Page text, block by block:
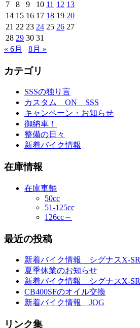
7
8 9 10 11 12 13
14 15 16 17 18 19 20
21 22 23 24 25 26 27
28 29 30 31
« 6月
8月 »
カテゴリ
SSSの独り言
カスタム ON SSS
キャンペーン・お知らせ
御納車！
整備の日々
新着バイク情報
在庫情報
在庫車輌
50cc
51-125cc
126cc～
最近の投稿
新着バイク情報 シグナスX-SR
夏季休業のお知らせ
新着バイク情報 シグナスX-SR
CB400SFのオイル交換
新着バイク情報 JOG
リンク集